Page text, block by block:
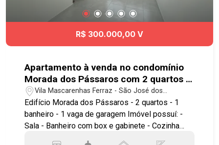
Entre em contato para mais informações e
agende sua visita! #imobiliaria #geraçãoimóveis
#aptovenda #aptovendaSJC #Centro
#JardimBelaVista #aceitapet #elevador
R$ 300.000,00 V
Apartamento à venda no condomínio
Morada dos Pássaros com 2 quartos e
1 vaga de garagem - 49 m² - No bairro
Vila Mascarenhas Ferraz - SJC
Vila Mascarenhas Ferraz - São José dos
Campos/SP
Edifício Morada dos Pássaros - 2 quartos - 1
banheiro - 1 vaga de garagem Imóvel possuí: -
Sala - Banheiro com box e gabinete - Cozinha